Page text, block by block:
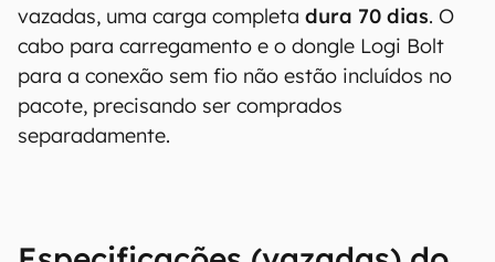
vazadas, uma carga completa dura 70 dias. O
cabo para carregamento e o dongle Logi Bolt
para a conexão sem fio não estão incluídos no
pacote, precisando ser comprados
separadamente.